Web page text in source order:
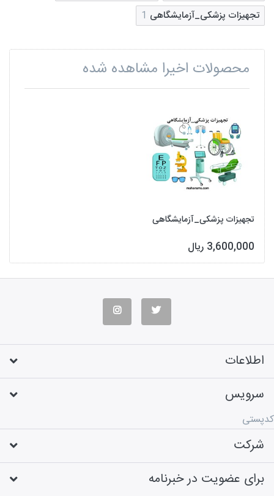
تجهیزات پزشکی_آزمایشگاهی 1
محصولات اخیرا مشاهده شده
تجهیزات پزشکی_آزمایشگاهی
3,600,000 ریال
اطلاعات
سرویس
کدپستی
شرکت
برای عضویت در خبرنامه